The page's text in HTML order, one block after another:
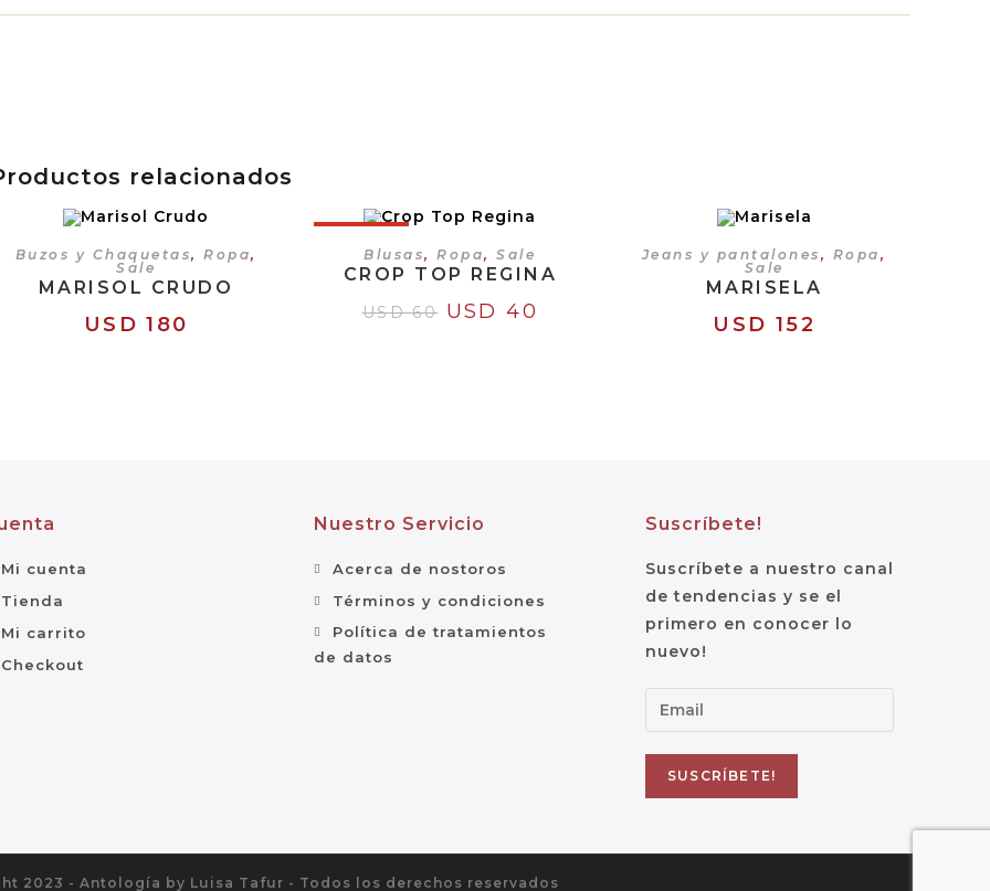
relacionados
SELECCIONAR OPCIONES
Buzos y Chaquetas,Ropa,
Sale
MARISOL CRUDO
USD 180
SELECCIONAR OPCIONES
Blusas,Ropa,Sale
CROP TOP REGINA
USD60 USD 40
SELECCIONAR OPCIONES
Jeans y pantalones , Ropa ,
Sale
MARISELA
USD 152
Mi cuenta
Tienda
Mi carrito
Checkout
Nuestro Servicio
Acerca de nostoros
Términos y condiciones
Política de tratamientos
de datos
Suscríbete!
Suscríbete a nuestro canal
de tendencias y se el
primero en conocer lo
nuevo!
2023 - Antología by Luisa Tafur - Todos los derechos reservados